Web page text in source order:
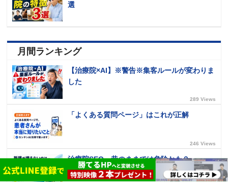
選
月間ランキング
【治療院×AI】※警告※集客ルールが変わりま
した
289 Views
「よくある質問ページ」はこれが正解
246 Views
治療院SEO、昔のままでは危険かも？